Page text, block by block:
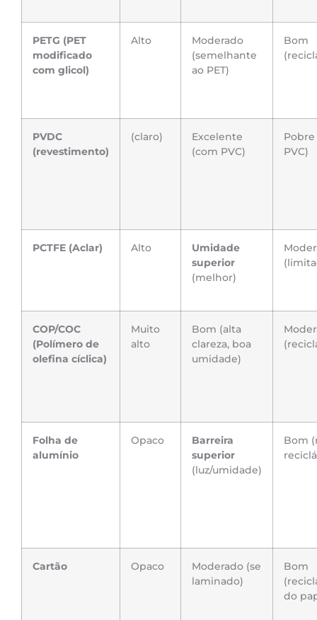
PETG (PET
modificado
com glicol)
Alto
Moderado
(semelhante
ao PET)
Bom
PVDC
(revestimento)
(claro)
Excelente
(com PVC)
Pobre
PVC)
PCTFE (Aclar) Alto
Umidade
superior
(melhor)
COP/COC
(Polímero de
olefina cíclica)
Muito
alto
Bom (alta
clareza, boa
umidade)
Folha de
alumínio
Opaco
Barreira
superior
(luz/umidade)
Bom
Cartão Opaco
Moderado (se
laminado)
Bom
do